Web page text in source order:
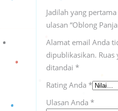
Jadilah yang
ulasan “Oblong
Alamat email Anda
dipublikasikan. Ruas
ditandai *
Rating Anda *
Ulasan Anda *